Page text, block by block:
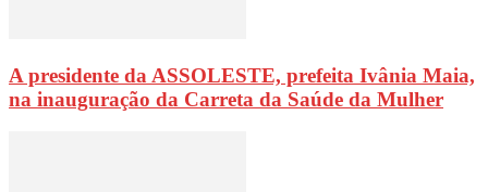
A presidente da ASSOLESTE, prefeita Ivânia Maia,
na inauguração da Carreta da Saúde da Mulher